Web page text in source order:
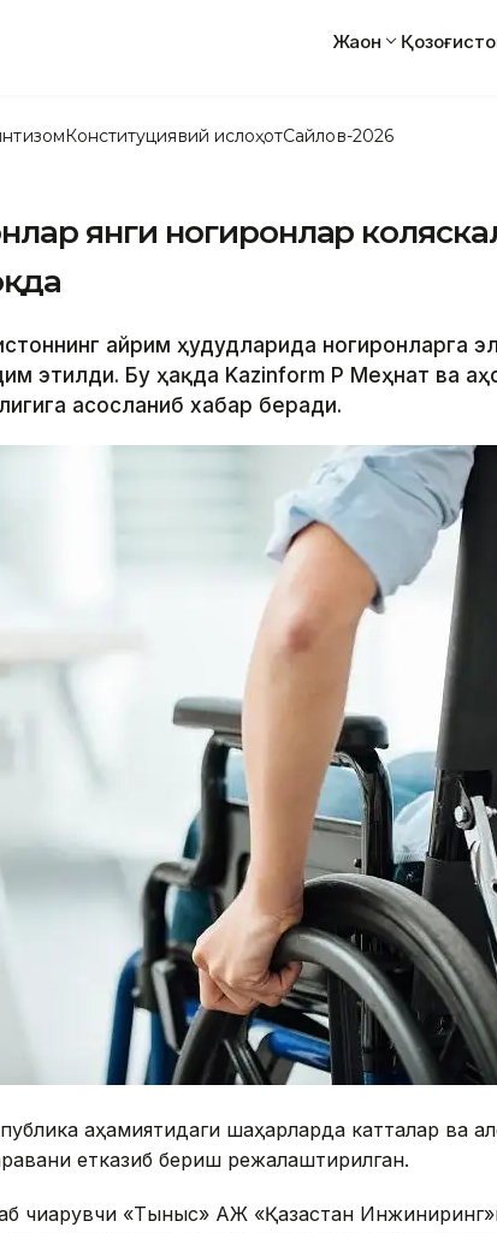
Жаҳон
Конституциявий ислоҳотСайлов-2026
янги ногиронлар
айрим ҳудудларида ногиронларга
этилди. Бу ҳақда Kazinform ҚР Меҳнат ва
асосланиб хабар беради.
аҳамиятидаги шаҳарларда катталар ва
етказиб бериш режалаштирилган.
чиқарувчи «Тыныс» АЖ «Қазақстан